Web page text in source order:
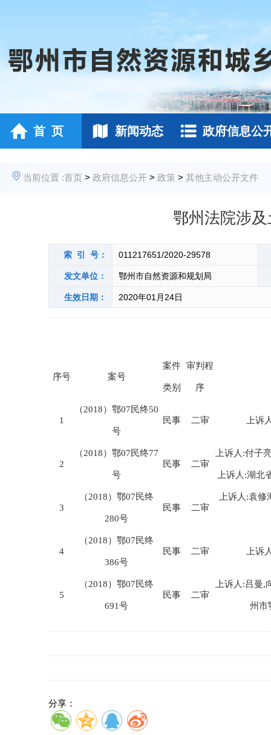
首 页 新闻动态 政府信息公
当前位置 :首页 > 政府信息公开 > 政策 > 其他主动公开文件
鄂州法院涉
索 引 号： 011217651/2020-29578
发文单位： 鄂州市自然资源和规划局
生效日期： 2020年01月24日
序号 案号
案件
类别
审判程
序
1
（2018）鄂07民终50
号
民事 二审 上诉
2
（2018）鄂07民终77
号
民事 二审
上诉人:付子
上诉人:湖北
3
（2018）鄂07民终
280号
民事 二审
上诉人:袁
4
（2018）鄂07民终
386号
民事 二审 上诉
5
（2018）鄂07民终
691号
民事 二审
上诉人:吕曼
州市
分享：